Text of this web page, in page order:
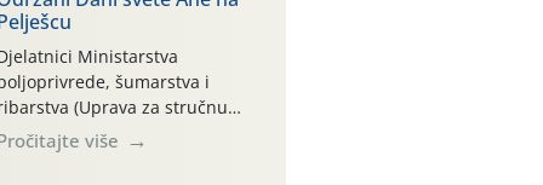
kraj naselja Belica
parcela ID 2445031)
dio Međimurske
Ministarstva
šumarstva i
(Uprava za stručnu
razvoju poljoprivrede)
sudjelovali su na tradicionalnom
više